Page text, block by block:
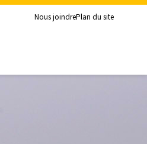
Nous joindrePlan du site